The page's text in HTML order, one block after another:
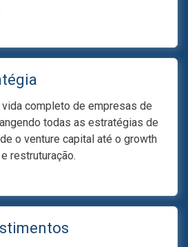
completo de empresas de
todas as estratégias de
o venture capital até o growth
restruturação.